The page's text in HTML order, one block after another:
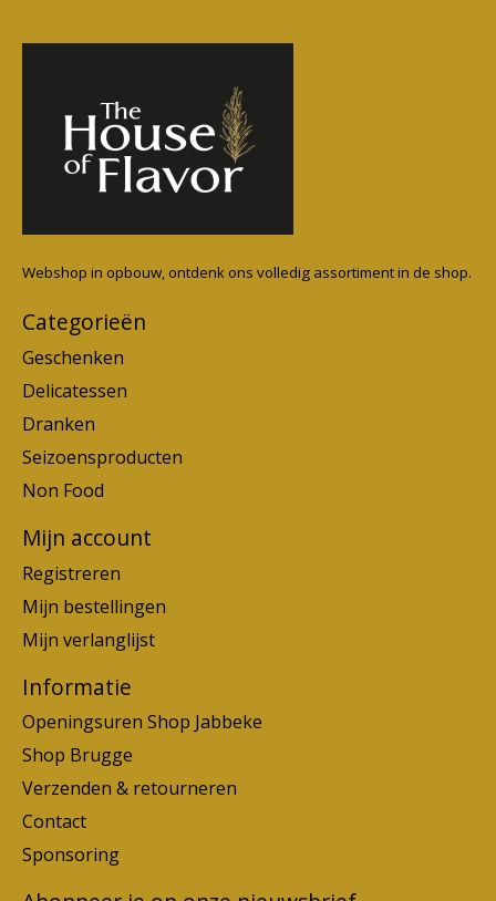
Webshop in opbouw, ontdenk ons volledig assortiment in de shop.
Categorieën
Geschenken
Delicatessen
Dranken
Seizoensproducten
Non Food
Mijn account
Registreren
Mijn bestellingen
Mijn verlanglijst
Informatie
Openingsuren Shop Jabbeke
Shop Brugge
Verzenden & retourneren
Contact
Sponsoring